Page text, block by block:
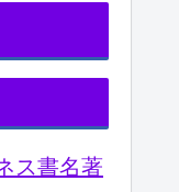
ス書名著